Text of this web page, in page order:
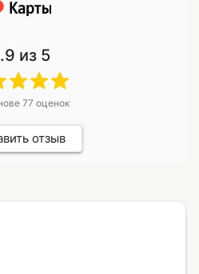
из 5
77 оценок
отзыв